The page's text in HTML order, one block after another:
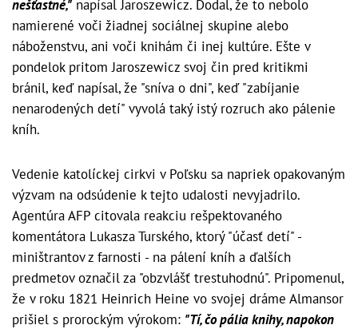
nešťastné," napísal Jaroszewicz. Dodal, že to nebolo
namierené voči žiadnej sociálnej skupine alebo
náboženstvu, ani voči knihám či inej kultúre. Ešte v
pondelok pritom Jaroszewicz svoj čin pred kritikmi
bránil, keď napísal, že "sníva o dni", keď "zabíjanie
nenarodených detí" vyvolá taký istý rozruch ako pálenie
kníh.
Vedenie katolíckej cirkvi v Poľsku sa napriek opakovaným
výzvam na odsúdenie k tejto udalosti nevyjadrilo.
Agentúra AFP citovala reakciu rešpektovaného
komentátora Lukasza Turského, ktorý "účasť detí" -
miništrantov z farnosti - na pálení kníh a ďalších
predmetov označil za "obzvlášť trestuhodnú". Pripomenul,
že v roku 1821 Heinrich Heine vo svojej dráme Almansor
prišiel s prorockým výrokom: "Tí, čo pália knihy, napokon